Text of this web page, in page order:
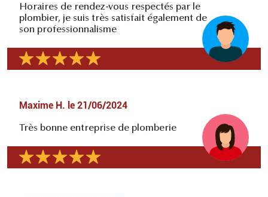
Horaires de rendez-vous respectés par le
plombier, je suis très satisfait également de
son professionnalisme
Maxime H. le 21/06/2024
Très bonne entreprise de plomberie